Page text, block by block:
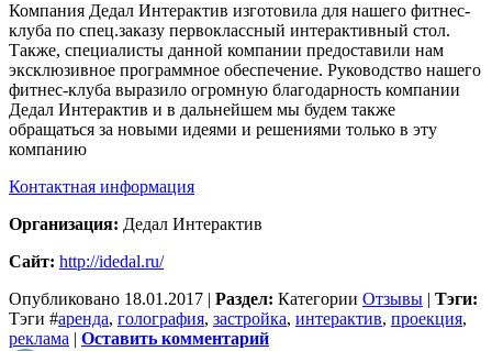
Компания Дедал Интерактив изготовила для нашего фитнес-
клуба по спец.заказу первоклассный интерактивный стол.
Также, специалисты данной компании предоставили нам
эксклюзивное программное обеспечение. Руководство нашего
фитнес-клуба выразило огромную благодарность компании
Дедал Интерактив и в дальнейшем мы будем также
обращаться за новыми идеями и решениями только в эту
компанию
Контактная информация
Организация: Дедал Интерактив
Сайт: http://idedal.ru/
Опубликовано 18.01.2017 | Раздел: Категории Отзывы | Тэги:
Тэги #аренда, голография, застройка, интерактив, проекция,
реклама | Оставить комментарий